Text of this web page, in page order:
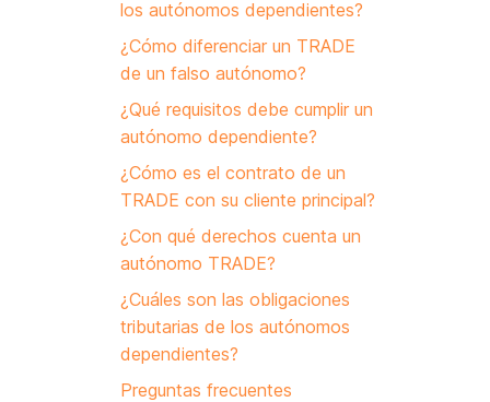
los autónomos dependientes?
¿Cómo diferenciar un TRADE
de un falso autónomo?
¿Qué requisitos debe cumplir un
autónomo dependiente?
¿Cómo es el contrato de un
TRADE con su cliente principal?
¿Con qué derechos cuenta un
autónomo TRADE?
¿Cuáles son las obligaciones
tributarias de los autónomos
dependientes?
Preguntas frecuentes